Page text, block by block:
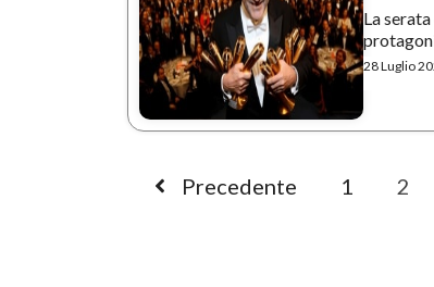
La
28 Luglio
Precedente 1 2